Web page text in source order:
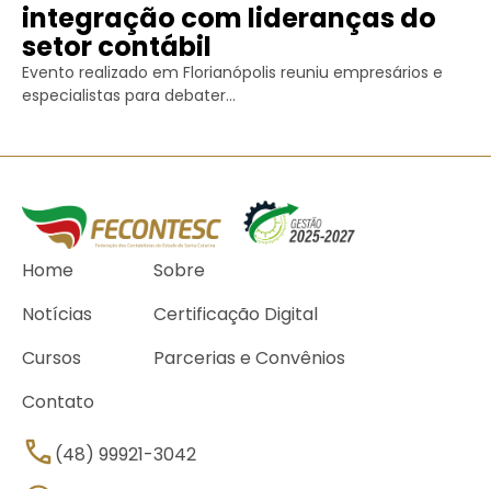
integração com lideranças do
setor contábil
Evento realizado em Florianópolis reuniu empresários e
especialistas para debater...
Home
Sobre
Notícias
Certificação Digital
Cursos
Parcerias e Convênios
Contato
(48) 99921-3042